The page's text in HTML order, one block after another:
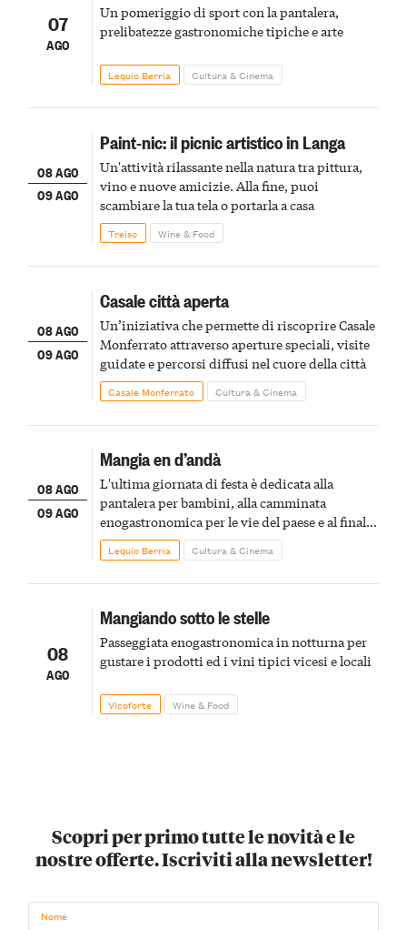
07
AGO
Un pomeriggio di sport con la pantalera,
prelibatezze gastronomiche tipiche e arte
Lequio Berria Cultura & Cinema
08 AGO
09 AGO
Paint-nic: il picnic artistico in Langa
Un'attività rilassante nella natura tra pittura,
vino e nuove amicizie. Alla fine, puoi
scambiare la tua tela o portarla a casa
Treiso Wine & Food
08 AGO
09 AGO
Casale città aperta
Un’iniziativa che permette di riscoprire Casale
Monferrato attraverso aperture speciali, visite
guidate e percorsi diffusi nel cuore della città
Casale Monferrato Cultura & Cinema
08 AGO
09 AGO
Mangia en d’andà
L'ultima giornata di festa è dedicata alla
pantalera per bambini, alla camminata
enogastronomica per le vie del paese e al finale
pirotecnico
Lequio Berria Cultura & Cinema
08
AGO
Mangiando sotto le stelle
Passeggiata enogastronomica in notturna per
gustare i prodotti ed i vini tipici vicesi e locali
Vicoforte Wine & Food
Scopri per primo tutte le novità e le
nostre offerte. Iscriviti alla newsletter!
Nome